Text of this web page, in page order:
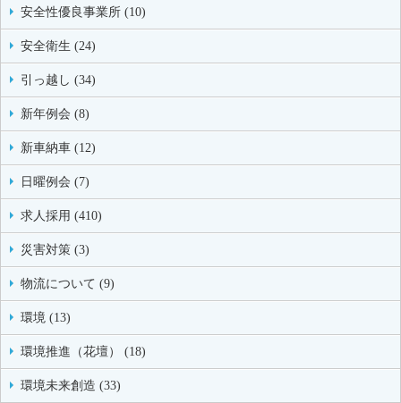
安全性優良事業所 (10)
安全衛生 (24)
引っ越し (34)
新年例会 (8)
新車納車 (12)
日曜例会 (7)
求人採用 (410)
災害対策 (3)
物流について (9)
環境 (13)
環境推進（花壇） (18)
環境未来創造 (33)